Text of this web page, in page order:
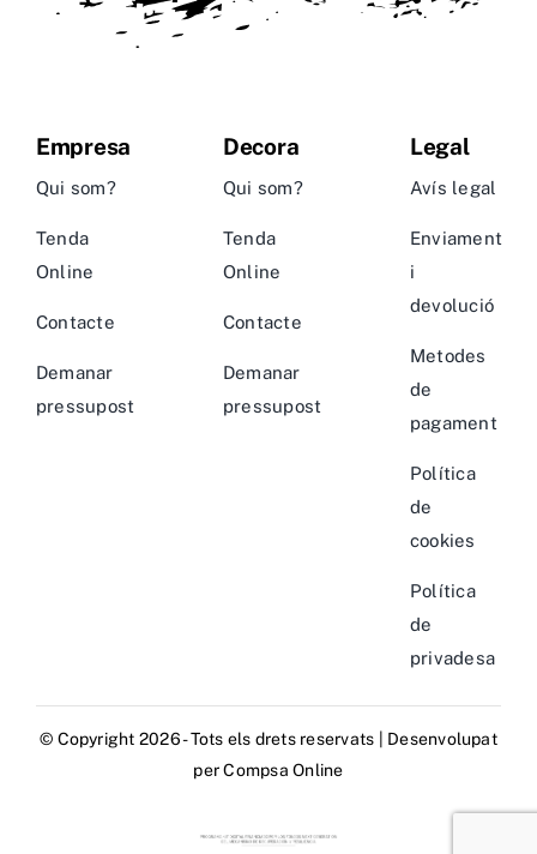
Empresa
Qui som?
Tenda
Online
Contacte
Demanar
pressupost
Decora
Qui som?
Tenda
Online
Contacte
Demanar
pressupost
Legal
Avís legal
Enviament
i
devolució
Metodes
de
pagament
Política
de
cookies
Política
de
privadesa
© Copyright 2026 - Tots els drets reservats | Desenvolupat
perCompsa Online